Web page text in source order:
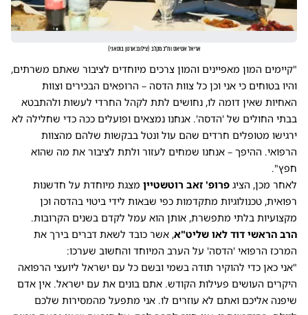
אריאל אטיאס וח"כ מקלב (צילום:ארנון בוסאני)
"קיימים המון מאפיינים והמון צרכים מיוחדים לציבור שאתם משרתים,
והיו בטוחים כי אני וכן כל צוות הדסה – הרופאים הבכירים וצוות
האחיות שאין דומה לו, נחושים לתת לקהל החרדי לעשות ולהתבטא
בבתי החולים של 'הדסה'. אנחנו נמצאים ופועלים ככה כדי שחלילה לא
ירגישו מטופלים חרדים שהם עול ונטל בבקשות שלהם מהצוות
הרפואי. ההיפך – אנחנו שמחים לעזור ולתת לציבור את מה שהוא
חפץ".
לאחר מכן, הציג פרופ' זאב רוטשטיין מצגת מיוחדת על חדשנות
רפואית, טכנולוגיות מתקדמות כפי שבאות לידי ביטוי בהדסה וכן
מקצועיות בלתי מתפשרת, אותן הוא עמל לקדם בשנים הקרובות.
הרב הראשי דוד לאו שליט"א, אשר כובד לשאת דברים בירך את
המרכז הרפואי 'הדסה' על הערב המיוחד והחשוב שערכו:
"אני כאן כדי להוקיר תודה בשמי ובשם כל עם ישראל ליועצי הרפואה
היקרים העושים פעילות הקודש. אתם בונים את עם ישראל. אין אדם
שיפנה אליכם ואתם לא עוזרים לו. אני מתפעל מהמסירות שלכם